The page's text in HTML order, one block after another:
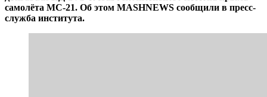
самолёта МС-21. Об этом MASHNEWS сообщили в пресс-
служба института.